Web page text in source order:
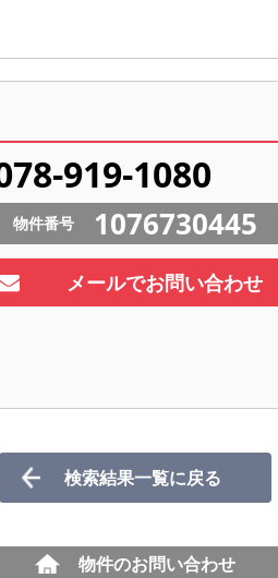
919-1080
物件番号 1076730445
メールでお問い合わせ
検索結果一覧に戻る
物件のお問い合わせ